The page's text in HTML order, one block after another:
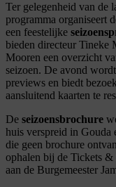
Ter gelegenheid van de
programma organiseert
een feestelijke
bieden directeur Tineke
Mooren een overzicht
seizoen. De avond
previews en biedt
aansluitend kaarten te
De seizoensbrochure
huis verspreid in Gouda
die geen brochure
ophalen bij de Tickets
aan de Burgemeester